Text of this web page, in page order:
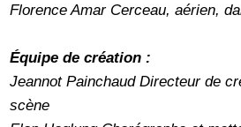
Florence Amar Cerceau, aérien,
Équipe de création :
Jeannot Painchaud Directeur de
scène